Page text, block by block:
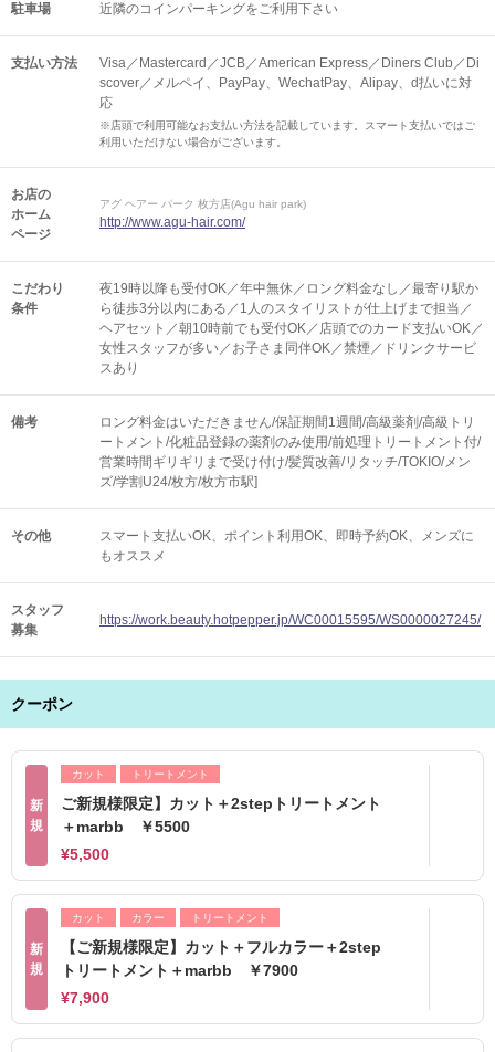
駐車場 近隣のコインパーキングをご利用下さい
支払い方法
Visa／Mastercard／JCB／American Express／Diners Club／Di
scover／メルペイ、PayPay、WechatPay、Alipay、d払いに対
応
※店頭で利用可能なお支払い方法を記載しています。スマート支払いではご
利用いただけない場合がございます。
お店の
ホーム
ページ
アグ ヘアー パーク 枚方店(Agu hair park)
http://www.agu-hair.com/
こだわり
条件
夜19時以降も受付OK／年中無休／ロング料金なし／最寄り駅か
ら徒歩3分以内にある／1人のスタイリストが仕上げまで担当／
ヘアセット／朝10時前でも受付OK／店頭でのカード支払いOK／
女性スタッフが多い／お子さま同伴OK／禁煙／ドリンクサービ
スあり
備考
ロング料金はいただきません/保証期間1週間/高級薬剤/高級トリ
ートメント/化粧品登録の薬剤のみ使用/前処理トリートメント付/
営業時間ギリギリまで受け付け/髪質改善/リタッチ/TOKIO/メン
ズ/学割U24/枚方/枚方市駅]
その他 スマート支払いOK ポイント利用OK 即時予約OK
メンズに
もオススメ
スタッフ
募集
https://work.beauty.hotpepper.jp/WC00015595/WS0000027245/
クーポン
新
規
カット トリートメント
ご新規様限定】カット＋2stepトリートメント
＋marbb ￥5500
¥5,500
新
規
カット カラー トリートメント
【ご新規様限定】カット＋フルカラー＋2step
トリートメント＋marbb ￥7900
¥7,900